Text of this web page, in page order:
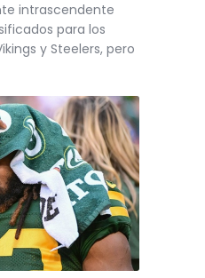
intrascendente
para los
y Steelers, pero